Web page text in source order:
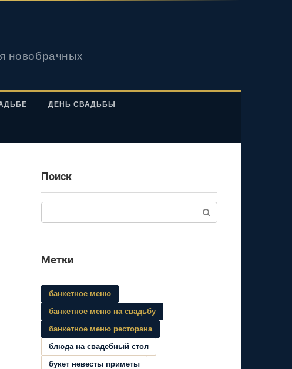
новобрачных
ДЕНЬ СВАДЬБЫ
Поиск
Метки
банкетное меню
банкетное меню на свадьбу
банкетное меню ресторана
блюда на свадебный стол
букет невесты приметы